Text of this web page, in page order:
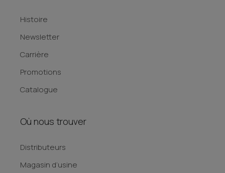
Histoire
Newsletter
Carrière
Promotions
Catalogue
Où nous trouver
Distributeurs
Magasin d’usine